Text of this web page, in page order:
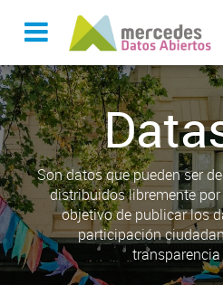
Son datos que pueden ser
distribuidos libremente
objetivo de publicar los
participación